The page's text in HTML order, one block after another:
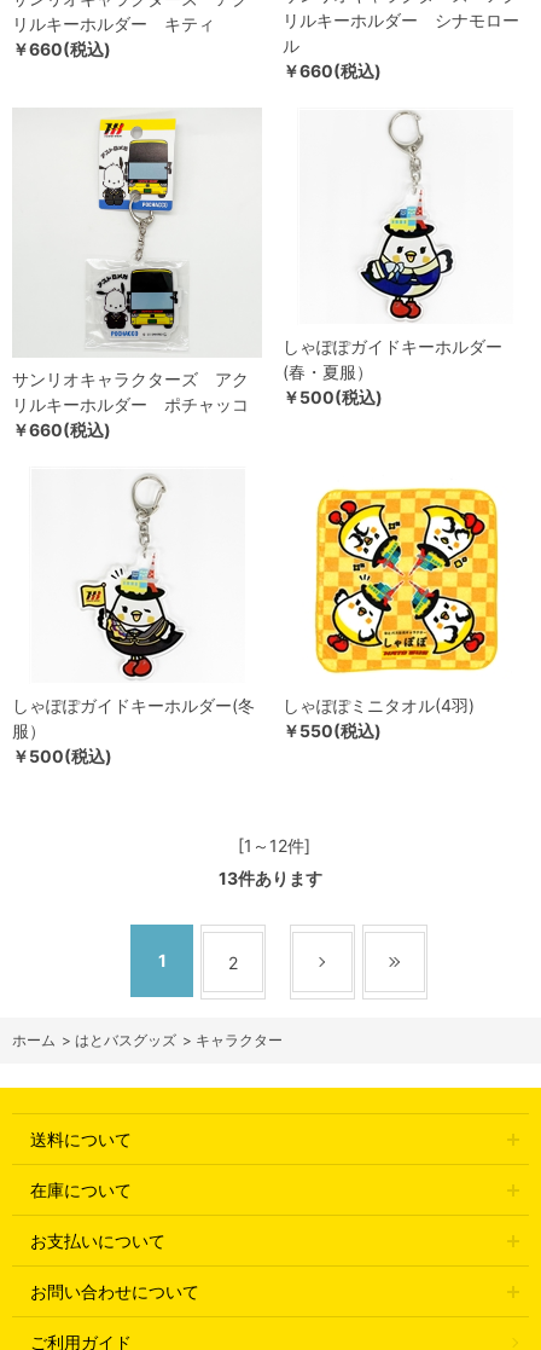
リルキーホルダー キティ
￥660(税込)
リルキーホルダー シナモロー
ル
￥660(税込)
サンリオキャラクターズ アク
リルキーホルダー ポチャッコ
￥660(税込)
しゃぽぽガイドキーホルダー
(春・夏服）
￥500(税込)
しゃぽぽガイドキーホルダー(冬
服）
￥500(税込)
しゃぽぽミニタオル(4羽)
￥550(税込)
[1～12件]
13件あります
1 2
ホーム > はとバスグッズ > キャラクター
送料について
在庫について
お支払いについて
お問い合わせについて
ご利用ガイド